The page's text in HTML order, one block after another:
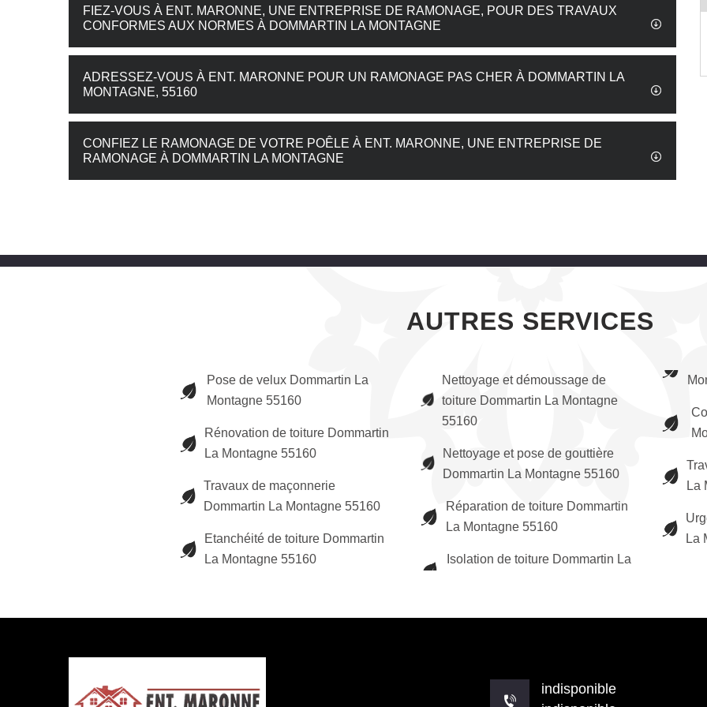
FIEZ-VOUS À ENT. MARONNE, UNE ENTREPRISE DE RAMONAGE, POUR DES TRAVAUX
CONFORMES AUX NORMES À DOMMARTIN LA MONTAGNE
ADRESSEZ-VOUS À ENT. MARONNE POUR UN RAMONAGE PAS CHER À DOMMARTIN LA
MONTAGNE, 55160
CONFIEZ LE RAMONAGE DE VOTRE POÊLE À ENT. MARONNE, UNE ENTREPRISE DE
RAMONAGE À DOMMARTIN LA MONTAGNE
AUTRES SERVICES
Pose de velux Dommartin La
Montagne 55160
Rénovation de toiture Dommartin
La Montagne 55160
Travaux de maçonnerie
Dommartin La Montagne 55160
Etanchéité de toiture Dommartin
La Montagne 55160
Nettoyage et démoussage de
toiture Dommartin La Montagne
55160
Nettoyage et pose de gouttière
Dommartin La Montagne 55160
Réparation de toiture Dommartin
La Montagne 55160
Isolation de toiture Dommartin La
La
La
indisponible